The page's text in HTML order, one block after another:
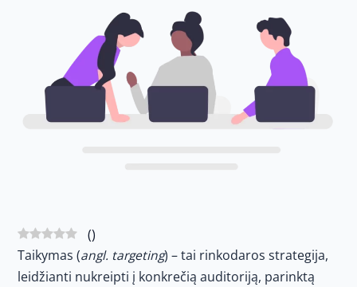
()
Taikymas (angl. targeting) – tai rinkodaros strategija,
leidžianti nukreipti į konkrečią auditoriją, parinktą